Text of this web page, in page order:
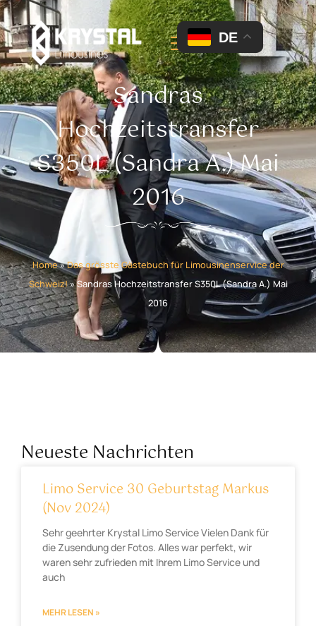
Sandras
Hochzeitstransfer
S350L (Sandra A.) Mai
2016
Home»Das grösste Gästebuch für Limousinenservice der
Schweiz!»Sandras Hochzeitstransfer S350L (Sandra A.) Mai
2016
Neueste Nachrichten
Limo Service 30 Geburtstag Markus
(Nov 2024)
Sehr geehrter Krystal Limo Service Vielen Dank für
die Zusendung der Fotos. Alles war perfekt, wir
waren sehr zufrieden mit Ihrem Limo Service und
auch
MEHR LESEN »
DE